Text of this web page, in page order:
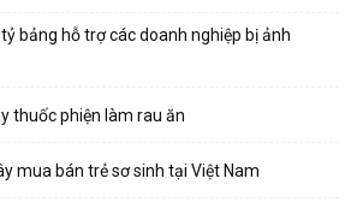
bảng hỗ trợ các doanh nghiệp bị ảnh
thuốc phiện làm rau ăn
mua bán trẻ sơ sinh tại Việt Nam